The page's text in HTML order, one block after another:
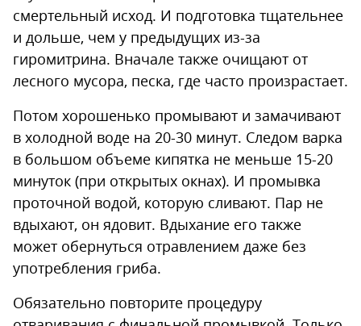
смертельный исход. И подготовка тщательнее
и дольше, чем у предыдущих из-за
гиромитрина. Вначале также очищают от
лесного мусора, песка, где часто произрастает.
Потом хорошенько промывают и замачивают
в холодной воде на 20-30 минут. Следом варка
в большом объеме кипятка не меньше 15-20
минуток (при открытых окнах). И промывка
проточной водой, которую сливают. Пар не
вдыхают, он ядовит. Вдыхание его также
может обернуться отравлением даже без
употребления гриба.
Обязательно повторите процедуру